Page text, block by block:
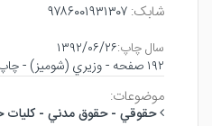
شابک: ۹۷۸۶۰۰۱۹۳۱۳۰۷
سال چاپ:۱۳۹۲/۰۶/۲۶
۱۹۲ صفحه - وزيري (شوميز) - چاپ ۱
موضوعات:
حقوقي - حقوق مدني - كليات